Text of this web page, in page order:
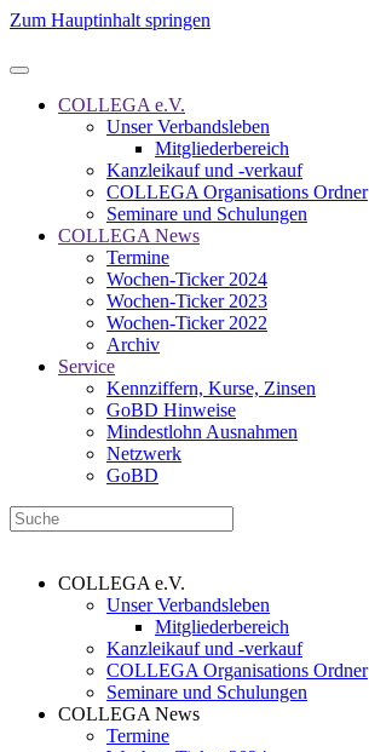
Zum Hauptinhalt springen
COLLEGA e.V.
Unser Verbandsleben
Mitgliederbereich
Kanzleikauf und -verkauf
COLLEGA Organisations Ordner
Seminare und Schulungen
COLLEGA News
Termine
Wochen-Ticker 2024
Wochen-Ticker 2023
Wochen-Ticker 2022
Archiv
Service
Kennziffern, Kurse, Zinsen
GoBD Hinweise
Mindestlohn Ausnahmen
Netzwerk
GoBD
COLLEGA e.V.
Unser Verbandsleben
Mitgliederbereich
Kanzleikauf und -verkauf
COLLEGA Organisations Ordner
Seminare und Schulungen
COLLEGA News
Termine